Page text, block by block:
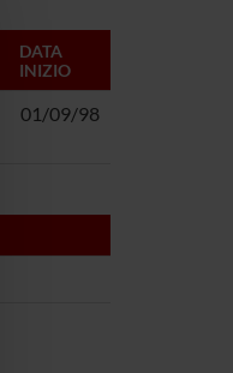
DATA
INIZIO
01/09/98